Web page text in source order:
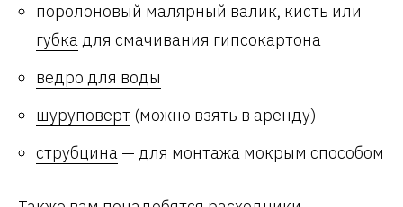
поролоновый малярный валик, кисть или
губкадля смачивания гипсокартона
ведро для воды
шуруповерт (можно взять в аренду)
струбцина — для монтажа мокрым способом